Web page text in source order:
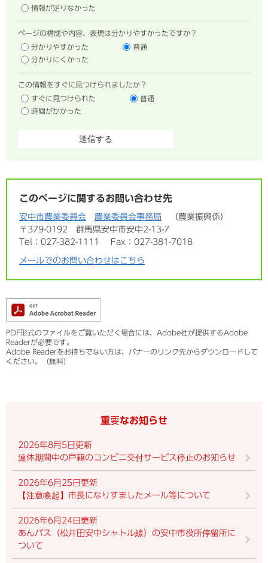
情報が足りなかった
ページの構成や内容、表現は分かりやすかったですか？
分かりやすかった
普通
分かりにくかった
この情報をすぐに見つけられましたか？
すぐに見つけられた
普通
時間がかかった
このページに関するお問い合わせ先
安中市農業委員会 農業委員会事務局
農業振興係
〒379-0192
群馬県安中市安中2-13-7
Tel：027-382-1111
Fax：027-381-7018
メールでのお問い合わせはこちら
PDF形式のファイルをご覧いただく場合には、Adobe社が提供するAdobe
Readerが必要です。
Adobe Readerをお持ちでない方は、バナーのリンク先からダウンロードして
ください。（無料）
重要なお知らせ
2026年8月5日更新
連休期間中の戸籍のコンビニ交付サービス停止のお知らせ
2026年6月25日更新
【注意喚起】市長になりすましたメール等について
2026年6月24日更新
あんバス（松井田安中シャトル線）の安中市役所停留所に
ついて